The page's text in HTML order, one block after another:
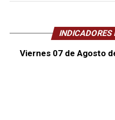
Viernes 07 de Agosto